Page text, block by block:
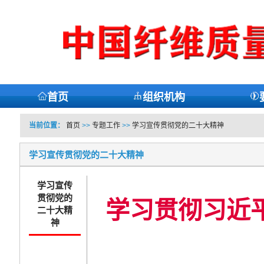
首页 组织机构
当前位置： 首页 >> 专题工作>> 学习宣传贯彻党的二十大精神
学习宣传贯彻党的二十大精神
学习宣传
贯彻党的
二十大精
神
学习贯彻习近